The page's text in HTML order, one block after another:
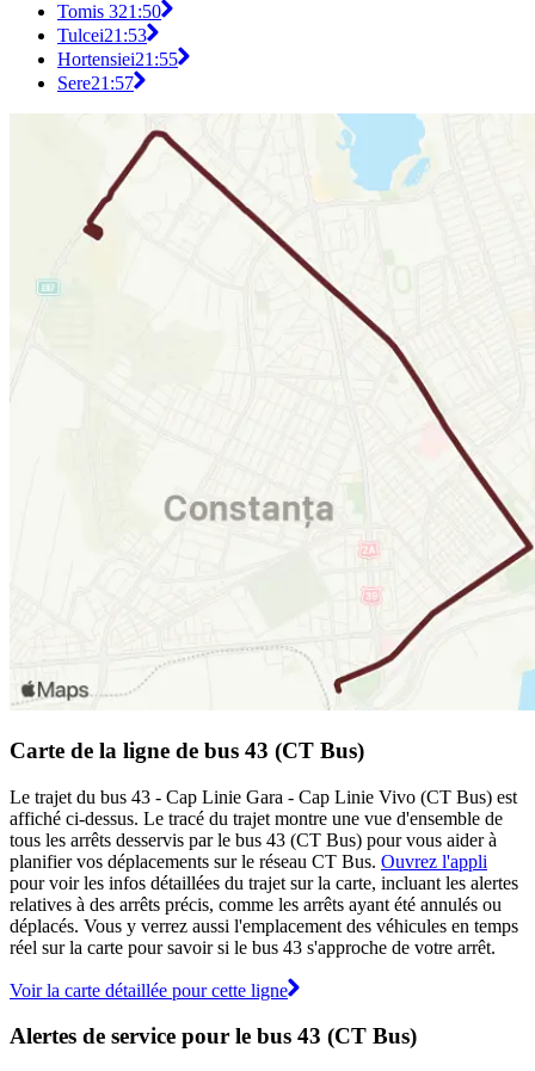
Tomis 321:50
Tulcei21:53
Hortensiei21:55
Sere21:57
Carte de la ligne de bus 43 (CT Bus)
Le trajet du bus 43 - Cap Linie Gara - Cap Linie Vivo (CT Bus) est
affiché ci-dessus. Le tracé du trajet montre une vue d'ensemble de
tous les arrêts desservis par le bus 43 (CT Bus) pour vous aider à
planifier vos déplacements sur le réseau CT Bus. Ouvrez l'appli
pour voir les infos détaillées du trajet sur la carte, incluant les alertes
relatives à des arrêts précis, comme les arrêts ayant été annulés ou
déplacés. Vous y verrez aussi l'emplacement des véhicules en temps
réel sur la carte pour savoir si le bus 43 s'approche de votre arrêt.
Voir la carte détaillée pour cette ligne
Alertes de service pour le bus 43 (CT Bus)